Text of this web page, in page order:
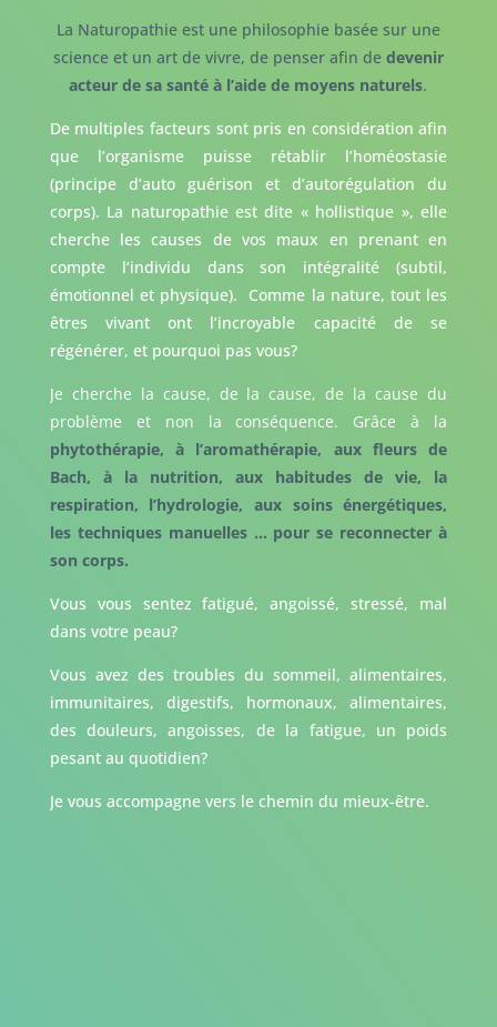
La Naturopathie est une philosophie basée sur une
science et un art de vivre, de penser afin de devenir
acteur de sa santé à l’aide de moyens naturels.
De multiples facteurs sont pris en considération afin
que l’organisme puisse rétablir l’homéostasie
(principe d’auto guérison et d’autorégulation du
corps). La naturopathie est dite « hollistique », elle
cherche les causes de vos maux en prenant en
compte l’individu dans son intégralité (subtil,
émotionnel et physique). Comme la nature, tout les
êtres vivant ont l’incroyable capacité de se
régénérer, et pourquoi pas vous?
Je cherche la cause, de la cause, de la cause du
problème et non la conséquence. Grâce à la
phytothérapie, à l’aromathérapie, aux fleurs de
Bach, à la nutrition, aux habitudes de vie, la
respiration, l’hydrologie, aux soins énergétiques,
les techniques manuelles … pour se reconnecter à
son corps.
Vous vous sentez fatigué, angoissé, stressé, mal
dans votre peau?
Vous avez des troubles du sommeil, alimentaires,
immunitaires, digestifs, hormonaux, alimentaires,
des douleurs, angoisses, de la fatigue, un poids
pesant au quotidien?
Je vous accompagne vers le chemin du mieux-être.